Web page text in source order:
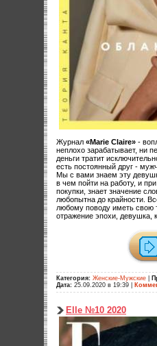
Журнал «Marie Claire» -
неплохо зарабатывает, ни
деньги тратит
есть постоянный друг -
Мы с вами знаем эту
в чем пойти на работу, и
покупки, знает значение
любопытна до крайности.
любому поводу иметь свою
отражение эпохи, девушка,
Категория: Женские-Мужские
Дата: 25.09.2020 в 19:39
Elle №10 2020